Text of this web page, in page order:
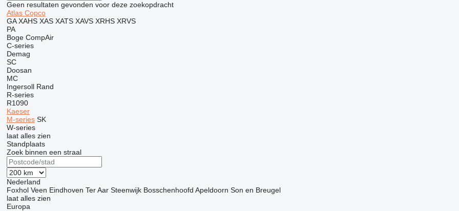
Geen resultaten gevonden voor deze zoekopdracht
Atlas Copco
GA XAHS XAS XATS XAVS XRHS XRVS
PA
Boge CompAir
C-series
Demag
SC
Doosan
MC
Ingersoll Rand
R-series
R1090
Kaeser
M-series SK
W-series
laat alles zien
Standplaats
Zoek binnen een straal
Nederland
Foxhol Veen Eindhoven Ter Aar Steenwijk Bosschenhoofd Apeldoorn Son en Breugel
laat alles zien
Europa